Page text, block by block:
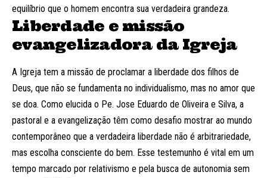
equilíbrio que o homem encontra sua verdadeira grandeza.
Liberdade e missão
evangelizadora da Igreja
A Igreja tem a missão de proclamar a liberdade dos filhos de
Deus, que não se fundamenta no individualismo, mas no amor que
se doa. Como elucida o Pe. Jose Eduardo de Oliveira e Silva, a
pastoral e a evangelização têm como desafio mostrar ao mundo
contemporâneo que a verdadeira liberdade não é arbitrariedade,
mas escolha consciente do bem. Esse testemunho é vital em um
tempo marcado por relativismo e pela busca de autonomia sem